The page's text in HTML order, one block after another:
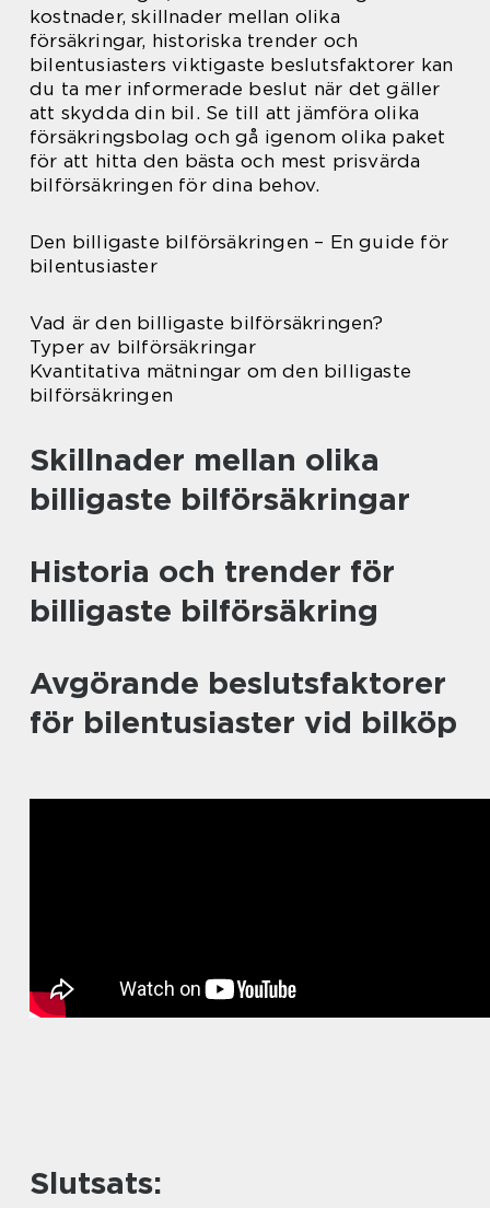
kostnader, skillnader mellan olika
försäkringar, historiska trender och
bilentusiasters viktigaste beslutsfaktorer kan
du ta mer informerade beslut när det gäller
att skydda din bil. Se till att jämföra olika
försäkringsbolag och gå igenom olika paket
för att hitta den bästa och mest prisvärda
bilförsäkringen för dina behov.
Den billigaste bilförsäkringen – En guide för
bilentusiaster
Vad är den billigaste bilförsäkringen?
Typer av bilförsäkringar
Kvantitativa mätningar om den billigaste
bilförsäkringen
Skillnader mellan olika
billigaste bilförsäkringar
Historia och trender för
billigaste bilförsäkring
Avgörande beslutsfaktorer
för bilentusiaster vid bilköp
Slutsats: